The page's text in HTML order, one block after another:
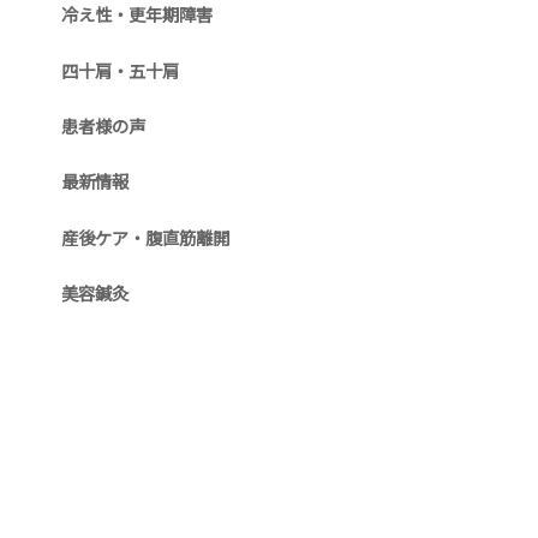
冷え性・更年期障害
四十肩・五十肩
患者様の声
最新情報
産後ケア・腹直筋離開
美容鍼灸